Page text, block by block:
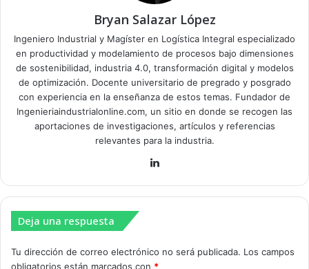
Bryan Salazar López
Ingeniero Industrial y Magíster en Logística Integral especializado
en productividad y modelamiento de procesos bajo dimensiones
de sostenibilidad, industria 4.0, transformación digital y modelos
de optimización. Docente universitario de pregrado y posgrado
con experiencia en la enseñanza de estos temas. Fundador de
Ingenieriaindustrialonline.com, un sitio en donde se recogen las
aportaciones de investigaciones, artículos y referencias
relevantes para la industria.
dIn
Deja una respuesta
Tu dirección de correo electrónico no será publicada. Los campos
obligatorios están marcados con *